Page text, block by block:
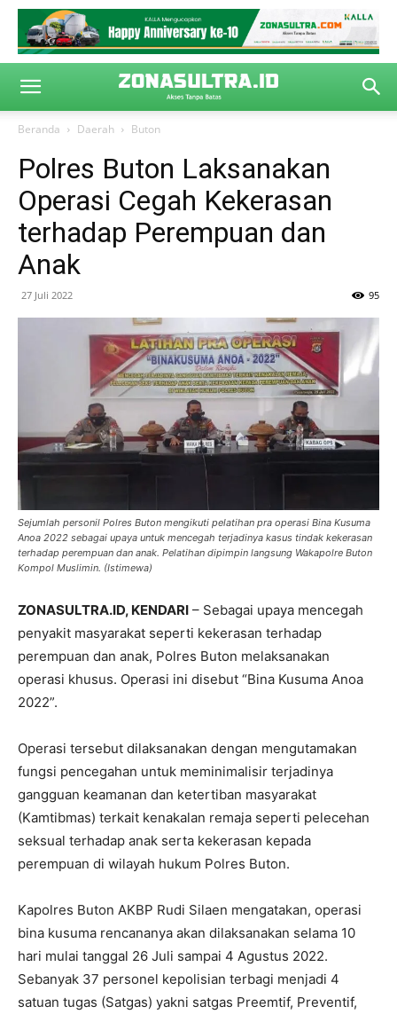
Beranda Daerah Buton
Polres Buton Laksanakan
Operasi Cegah Kekerasan
terhadap Perempuan dan
Anak
27 Juli 2022 95
Sejumlah personil Polres Buton mengikuti pelatihan pra operasi Bina Kusuma
Anoa 2022 sebagai upaya untuk mencegah terjadinya kasus tindak kekerasan
terhadap perempuan dan anak. Pelatihan dipimpin langsung Wakapolre Buton
Kompol Muslimin. (Istimewa)
ZONASULTRA.ID, KENDARI – Sebagai upaya mencegah
penyakit masyarakat seperti kekerasan terhadap
perempuan dan anak, Polres Buton melaksanakan
operasi khusus. Operasi ini disebut “Bina Kusuma Anoa
2022”.
Operasi tersebut dilaksanakan dengan mengutamakan
fungsi pencegahan untuk meminimalisir terjadinya
gangguan keamanan dan ketertiban masyarakat
(Kamtibmas) terkait kenakalan remaja seperti pelecehan
seksual terhadap anak serta kekerasan kepada
perempuan di wilayah hukum Polres Buton.
Kapolres Buton AKBP Rudi Silaen mengatakan, operasi
bina kusuma rencananya akan dilaksanakan selama 10
hari mulai tanggal 26 Juli sampai 4 Agustus 2022.
Sebanyak 37 personel kepolisian terbagi menjadi 4
satuan tugas (Satgas) yakni satgas Preemtif, Preventif,